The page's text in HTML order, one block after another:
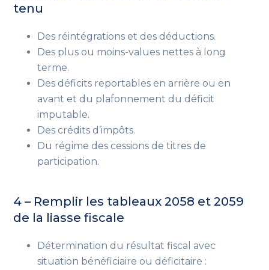
tenu
Des réintégrations et des déductions.
Des plus ou moins-values nettes à long
terme.
Des déficits reportables en arrière ou en
avant et du plafonnement du déficit
imputable.
Des crédits d’impôts.
Du régime des cessions de titres de
participation.
4 – Remplir les tableaux 2058 et 2059
de la liasse fiscale
Détermination du résultat fiscal avec
situation bénéficiaire ou déficitaire :